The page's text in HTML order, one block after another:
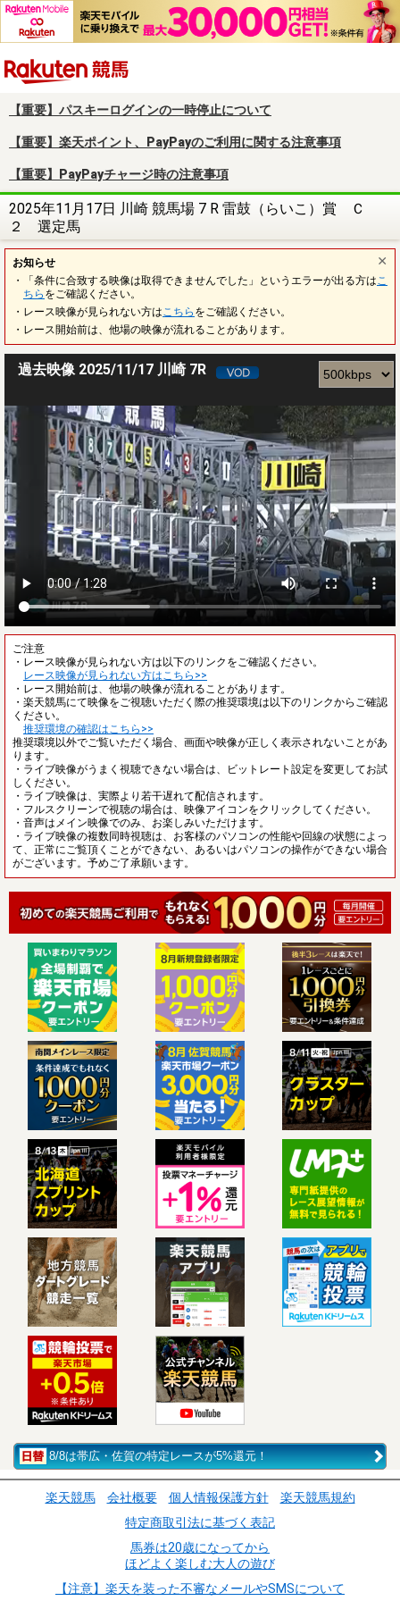
【重要】パスキーログインの一時停止について
【重要】楽天ポイント、PayPayのご利用に関する注意事項
【重要】PayPayチャージ時の注意事項
2025年11月17日 川崎 競馬場 7 R 雷鼓（らいこ）賞 Ｃ
２ 選定馬
お知らせ
・「条件に合致する映像は取得できませんでした」というエラーが出る方は こ
ちら をご確認ください。
・レース映像が見られない方は こちら をご確認ください。
・レース開始前は、他場の映像が流れることがあります。
過去映像 2025/11/17 川崎 7R
ご注意
・レース映像が見られない方は以下のリンクをご確認ください。
レース映像が見られない方はこちら>>
・レース開始前は、他場の映像が流れることがあります。
・楽天競馬にて映像をご視聴いただく際の推奨環境は以下のリンクからご確認
ください。
推奨環境の確認はこちら>>
推奨環境以外でご覧いただく場合、画面や映像が正しく表示されないことがあ
ります。
・ライブ映像がうまく視聴できない場合は、ビットレート設定を変更してお試
しください。
・ライブ映像は、実際より若干遅れて配信されます。
・フルスクリーンで視聴の場合は、映像アイコンをクリックしてください。
・音声はメイン映像でのみ、お楽しみいただけます。
・ライブ映像の複数同時視聴は、お客様のパソコンの性能や回線の状態によっ
て、正常にご覧頂くことができない、あるいはパソコンの操作ができない場合
がございます。予めご了承願います。
8/8は帯広・佐賀の特定レースが5%還元！
楽天競馬 会社概要 個人情報保護方針
楽天競馬規約
特定商取引法に基づく表記
馬券は20歳になってから
ほどよく楽しむ大人の遊び
【注意】楽天を装った不審なメールやSMSについて